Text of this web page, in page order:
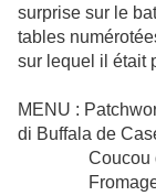
surprise sur le
tables
sur lequel il était
MENU :
di Buffala de
Coucou de
Fromages :